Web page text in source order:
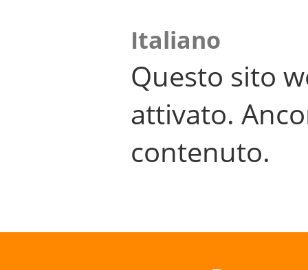
Italiano
Questo sito
attivato.
contenuto.